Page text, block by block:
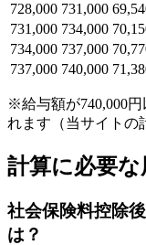
728,000 731,000
731,000 734,000
734,000 737,000
737,000 740,000
※給与額が740,000
れます（当サイトの
計算に必要
社会保険料控除
は？